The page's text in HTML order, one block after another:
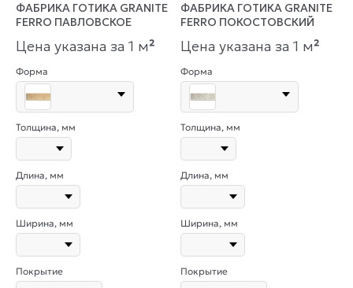
ФАБРИКА ГОТИКА GRANITE
FERRO ПАВЛОВСКОЕ
Цена указана за 1 м²
Форма
Толщина, мм
Длина, мм
Ширина, мм
Покрытие
ФАБРИКА ГОТИКА GRANITE
FERRO ПОКОСТОВСКИЙ
Цена указана за 1 м²
Форма
Толщина, мм
Длина, мм
Ширина, мм
Покрытие